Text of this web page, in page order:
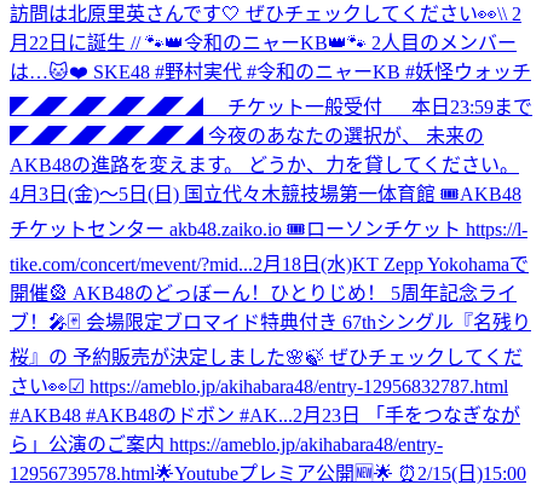
訪問は北原里英さんです🤍 ぜひチェックしてください👀\\ 2
月22日に誕生 // 🐾👑令和のニャーKB👑🐾 2人目のメンバー
は…🐱❤️ SKE48 #野村実代 #令和のニャーKB #妖怪ウォッチ
◤◢◤◢◤◢◤◢◤◢ チケット一般受付 本日23:59まで
◤◢◤◢◤◢◤◢◤◢ 今夜のあなたの選択が、 未来の
AKB48の進路を変えます。 どうか、力を貸してください。
4月3日(金)〜5日(日) 国立代々木競技場第一体育館 🎟AKB48
チケットセンター akb48.zaiko.io 🎟ローソンチケット https://l-
tike.com/concert/mevent/?mid...2月18日(水)KT Zepp Yokohamaで
開催🎡 AKB48のどっぼーん！ひとりじめ！ 5周年記念ライ
ブ！🎤🃏 会場限定ブロマイド特典付き 67thシングル『名残り
桜』の 予約販売が決定しました🌸🍃 ぜひチェックしてくだ
さい👀☑︎ https://ameblo.jp/akihabara48/entry-12956832787.html
#AKB48 #AKB48のドボン #AK...2月23日 「手をつなぎなが
ら」公演のご案内 https://ameblo.jp/akihabara48/entry-
12956739578.html🌟Youtubeプレミア公開🆕🌟 ⏰2/15(日)15:00